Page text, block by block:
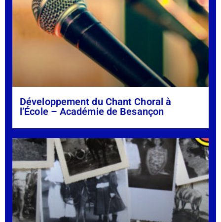
Développement du Chant Choral à
l’École – Académie de Besançon